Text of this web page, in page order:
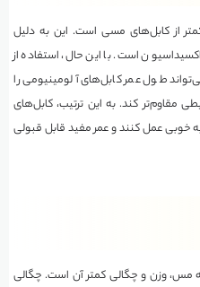
از کابل‌های مسی است. این به دلیل
است. با این حال، استفاده از
طول عمر کابل‌های آلومینیومی را
مقاوم‌تر کند. به این ترتیب، کابل‌های
خوبی عمل کنند و عمر مفید قابل قبولی
مس، وزن و چگالی کمتر آن است. چگالی